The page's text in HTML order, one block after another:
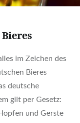
im Zeichen des
Bieres
deutsche
gilt per Gesetz:
und Gerste